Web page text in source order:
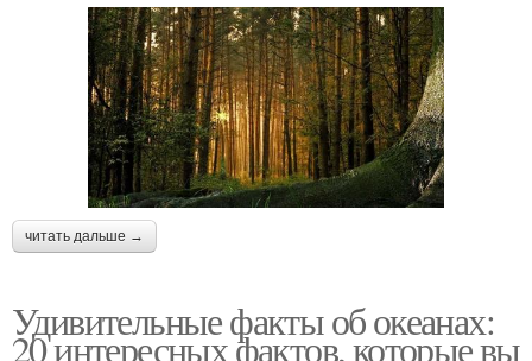
читать дальше →
Удивительные факты об океанах:
20 интересных фактов, которые вы